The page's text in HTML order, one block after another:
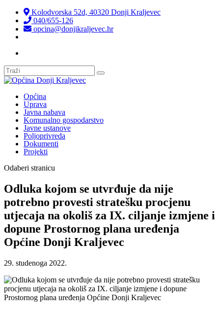
Kolodvorska 52d, 40320 Donji Kraljevec
040/655-126
opcina@donjikraljevec.hr
Općina
Uprava
Javna nabava
Komunalno gospodarstvo
Javne ustanove
Poljoprivreda
Dokumenti
Projekti
Odaberi stranicu
Odluka kojom se utvrđuje da nije
potrebno provesti stratešku procjenu
utjecaja na okoliš za IX. ciljanje izmjene i
dopune Prostornog plana uređenja
Općine Donji Kraljevec
29. studenoga 2022.